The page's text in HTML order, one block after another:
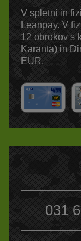
V spletni in
Leanpay. V
12 obrokov s
Karanta) in
EUR.
031